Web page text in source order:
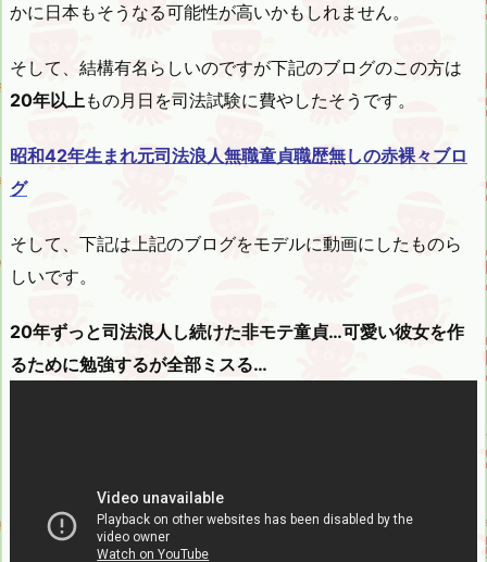
かに日本もそうなる可能性が高いかもしれません。
そして、結構有名らしいのですが下記のブログのこの方は
20年以上もの月日を司法試験に費やしたそうです。
昭和42年生まれ元司法浪人無職童貞職歴無しの赤裸々ブロ
グ
そして、下記は上記のブログをモデルに動画にしたものら
しいです。
20年ずっと司法浪人し続けた非モテ童貞…可愛い彼女を作
るために勉強するが全部ミスる…